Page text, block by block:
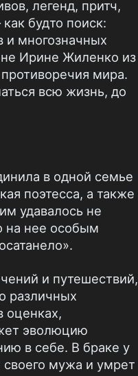
легенд, притч,
будто поиск:
многозначных
Ирине Жиленко из
мира.
всю жизнь, до
в одной семье
поэтесса, а также
удавалось не
на нее особым
и путешествий,
различных
оценках,
эволюцию
в себе. В браке у
мужа и умрет